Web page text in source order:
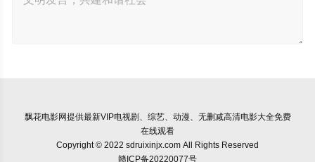
飘花电影网提供最新VIP电视剧、综艺、动漫、无删减高清电影大全免费
在线观看
Copyright © 2022 sdruixinjx.com All Rights Reserved
赣ICP备20220077号